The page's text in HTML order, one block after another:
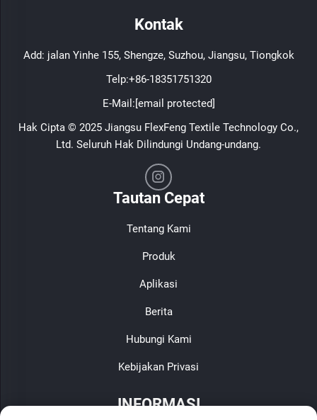
Kontak
Add: jalan Yinhe 155, Shengze, Suzhou, Jiangsu, Tiongkok
Telp:+86-18351751320
E-Mail:[email protected]
Hak Cipta © 2025 Jiangsu FlexFeng Textile Technology Co.,
Ltd. Seluruh Hak Dilindungi Undang-undang.
Tautan Cepat
Tentang Kami
Produk
Aplikasi
Berita
Hubungi Kami
Kebijakan Privasi
INFORMASI